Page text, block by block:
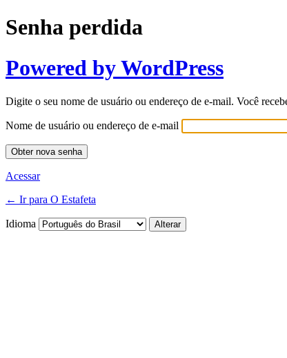
Senha perdida
Powered by WordPress
Digite o seu nome de usuário ou endereço de e-mail. Você
Nome de usuário ou endereço de e-mail
Acessar
← Ir para O Estafeta
Idioma